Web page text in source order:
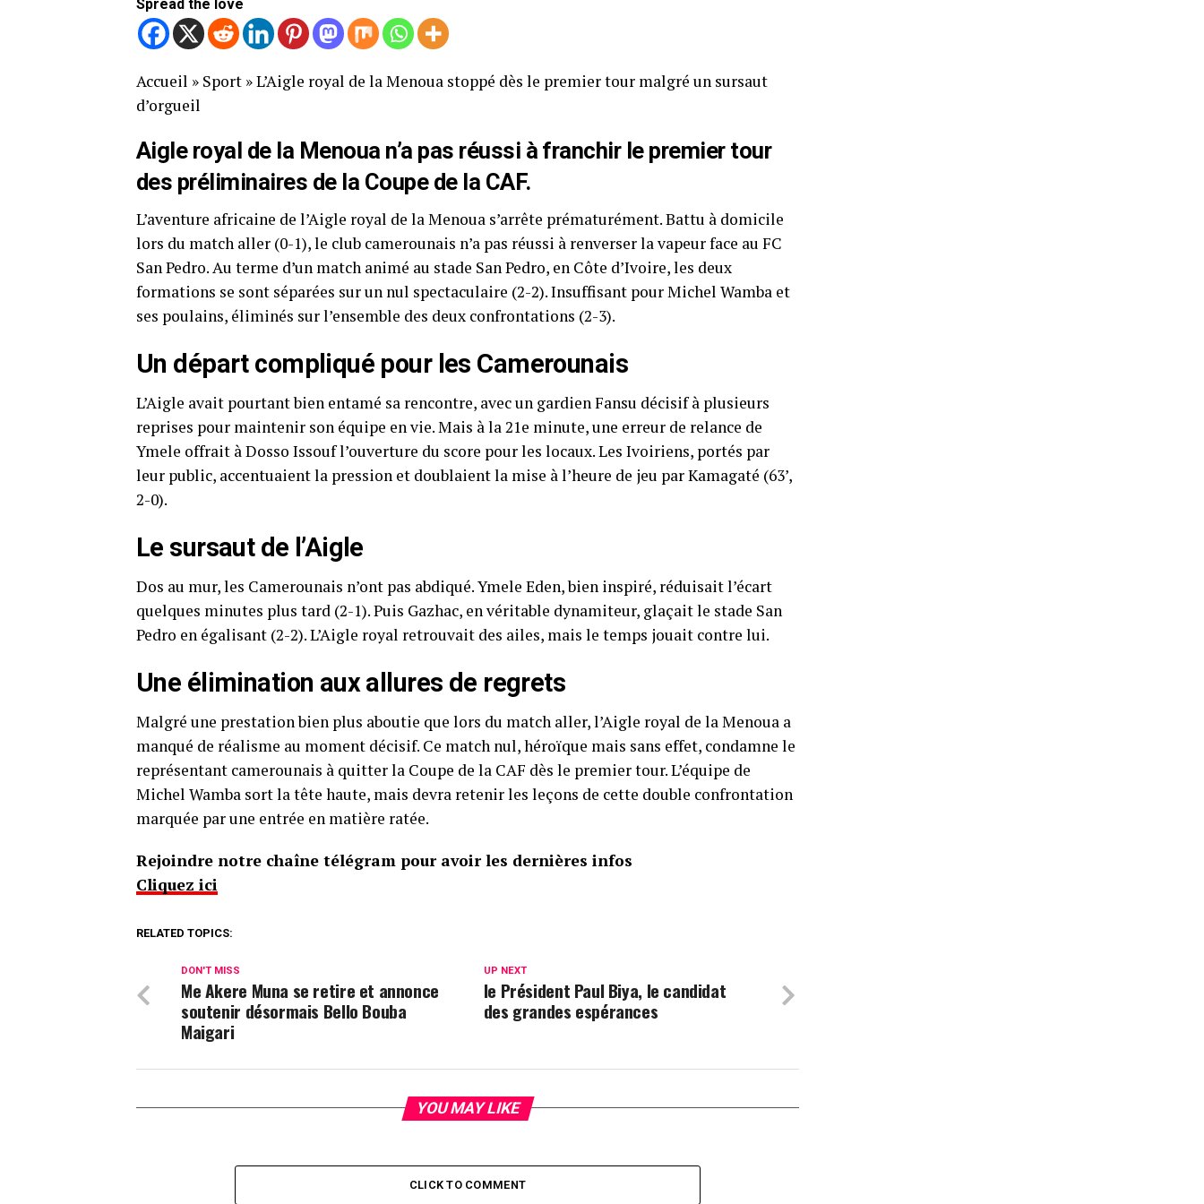
Spread the love
Accueil » Sport »L’Aigle royal de la Menoua stoppé dès le premier tour malgré un sursaut
d’orgueil
Aigle royal de la Menoua n’a pas réussi à franchir le premier tour
des préliminaires de la Coupe de la CAF.
L’aventure africaine de l’Aigle royal de la Menoua s’arrête prématurément. Battu à domicile
lors du match aller (0-1), le club camerounais n’a pas réussi à renverser la vapeur face au FC
San Pedro. Au terme d’un match animé au stade San Pedro, en Côte d’Ivoire, les deux
formations se sont séparées sur un nul spectaculaire (2-2). Insuffisant pour Michel Wamba et
ses poulains, éliminés sur l’ensemble des deux confrontations (2-3).
Un départ compliqué pour les Camerounais
L’Aigle avait pourtant bien entamé sa rencontre, avec un gardien Fansu décisif à plusieurs
reprises pour maintenir son équipe en vie. Mais à la 21e minute, une erreur de relance de
Ymele offrait à Dosso Issouf l’ouverture du score pour les locaux. Les Ivoiriens, portés par
leur public, accentuaient la pression et doublaient la mise à l’heure de jeu par Kamagaté (63’,
2-0).
Le sursaut de l’Aigle
Dos au mur, les Camerounais n’ont pas abdiqué. Ymele Eden, bien inspiré, réduisait l’écart
quelques minutes plus tard (2-1). Puis Gazhac, en véritable dynamiteur, glaçait le stade San
Pedro en égalisant (2-2). L’Aigle royal retrouvait des ailes, mais le temps jouait contre lui.
Une élimination aux allures de regrets
Malgré une prestation bien plus aboutie que lors du match aller, l’Aigle royal de la Menoua a
manqué de réalisme au moment décisif. Ce match nul, héroïque mais sans effet, condamne le
représentant camerounais à quitter la Coupe de la CAF dès le premier tour. L’équipe de
Michel Wamba sort la tête haute, mais devra retenir les leçons de cette double confrontation
marquée par une entrée en matière ratée.
Rejoindre notre chaîne télégram pour avoir les dernières infos
Cliquez ici
RELATED TOPICS:
UP NEXT
le Président Paul Biya, le candidat
des grandes espérances
DON'T MISS
Me Akere Muna se retire et annonce
soutenir désormais Bello Bouba
Maigari
YOU MAY LIKE
CLICK TO COMMENT